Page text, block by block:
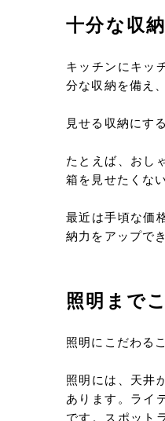
十分な収
キッチンにキッ
分な収納を備え
見せる収納にす
たとえば、おし
箱を見せたくな
最近は手頃な価
納力をアップで
照明まで
照明にこだわる
照明には、天井
あります。ライ
です。スポット